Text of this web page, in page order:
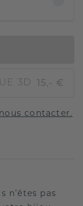
3D 15,- €
contacter.
n’êtes pas